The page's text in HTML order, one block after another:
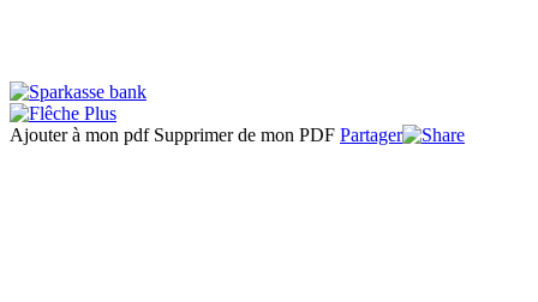
Ajouter à mon pdf Supprimer de mon PDF Partager